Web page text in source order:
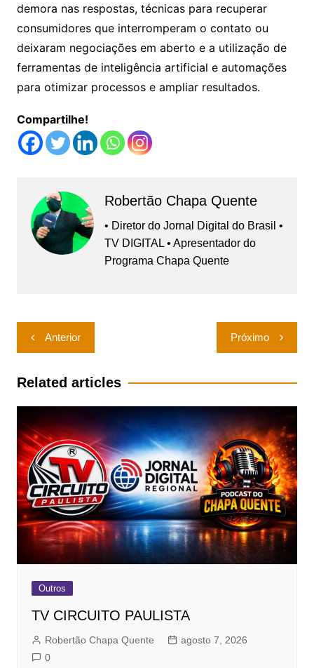
demora nas respostas, técnicas para recuperar
consumidores que interromperam o contato ou
deixaram negociações em aberto e a utilização de
ferramentas de inteligência artificial e automações
para otimizar processos e ampliar resultados.
Compartilhe!
Robertão Chapa Quente
• Diretor do Jornal Digital do Brasil •
TV DIGITAL • Apresentador do
Programa Chapa Quente
Navegação
de
Post
Anterior Próximo
Related articles
Outros
TV CIRCUITO PAULISTA
Robertão Chapa Quente
agosto 7, 2026
0